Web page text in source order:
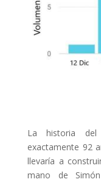
La historia del
exactamente 92
llevaría a
mano de